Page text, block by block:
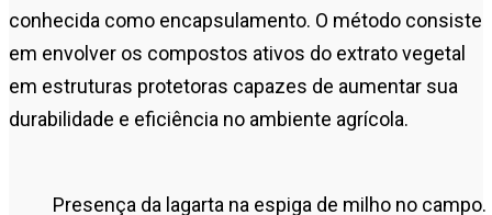
conhecida como encapsulamento. O método consiste
em envolver os compostos ativos do extrato vegetal
em estruturas protetoras capazes de aumentar sua
durabilidade e eficiência no ambiente agrícola.
Presença da lagarta na espiga de milho no